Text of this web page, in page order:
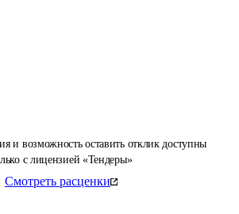
и возможность оставить отклик доступны
с лицензией «Тендеры»
Смотреть расценки